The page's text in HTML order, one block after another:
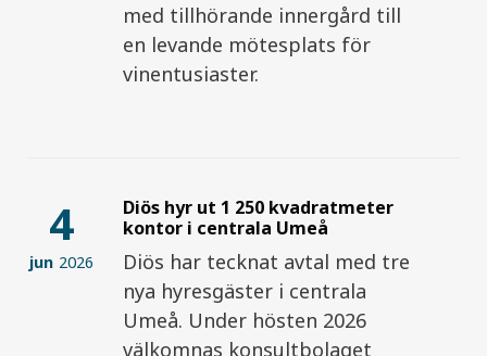
med tillhörande innergård till
en levande mötesplats för
vinentusiaster.
4
jun 2026
Diös hyr ut 1 250 kvadratmeter
kontor i centrala Umeå
Diös har tecknat avtal med tre
nya hyresgäster i centrala
Umeå. Under hösten 2026
välkomnas konsultbolaget